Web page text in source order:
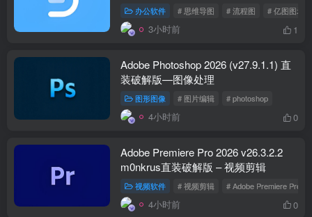
办公软件 # 思维导图 # 流程图 # 亿图图示
3小时前 1
Adobe Photoshop 2026 (v27.9.1.1) 直
装破解版—图像处理
图形图像 # 图片编辑 # photoshop
4小时前 0
Adobe Premiere Pro 2026 v26.3.2.2
m0nkrus直装破解版 – 视频剪辑
视频软件 # 视频剪辑 # Adobe Premiere Pro
4小时前 0